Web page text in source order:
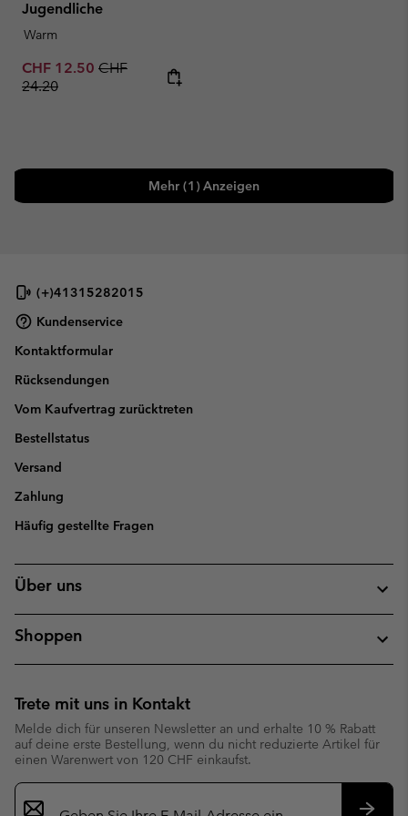
Jugendliche
Warm
Sale price:
CHF 12.50 Regular price:
CHF
24.20
Mehr (1) Anzeigen
(+)41315282015
Kundenservice
Kontaktformular
Rücksendungen
Vom Kaufvertrag zurücktreten
Bestellstatus
Versand
Zahlung
Häufig gestellte Fragen
Über uns
Shoppen
Trete mit uns in Kontakt
Melde dich für unseren Newsletter an und erhalte 10 % Rabatt
auf deine erste Bestellung, wenn du nicht reduzierte Artikel für
einen Warenwert von 120 CHF einkaufst.
Newsletter-
Anmeldung